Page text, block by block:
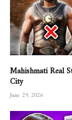
Mahishmati Real
City
June 29, 2026